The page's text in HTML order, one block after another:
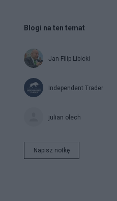
Blogi na ten temat
Jan Filip Libicki
Independent Trader
julian olech
Napisz notkę